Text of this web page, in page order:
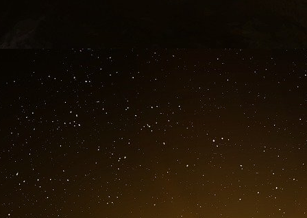
rémunérés, encouragera l’innovation et
monde en rapide évolution. De plus, il est
les Canadiens eux-mêmes auront la
permettra de participer directement à la
réussite. Ce fonds illustre parfaitement
pour stimuler la productivité, la croissance et
L’hon. François-Philippe Champagne,
Faits saillants